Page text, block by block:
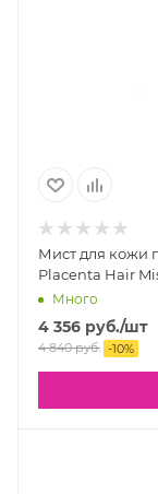
Мист для кожи
Placenta Hair
Много
4 356 руб./шт
4 840руб. -10%